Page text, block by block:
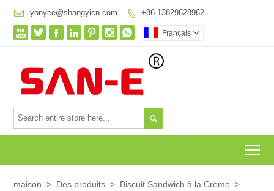
 yonyee@shangyicn.com  +86-13829628962
       Français 

maison > Des produits > Biscuit Sandwich à la Crème >